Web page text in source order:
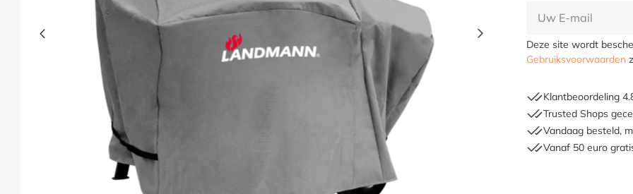
Deze site wordt
Gebruiksvoorwaarden
Klantbeoordeling
Trusted Shops
Vandaag besteld,
Vanaf 50 euro